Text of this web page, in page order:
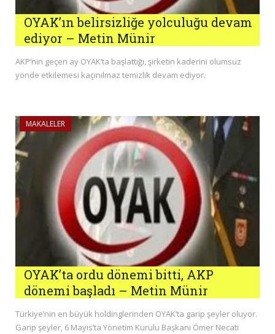
OYAK’ın belirsizliğe yolculuğu devam
ediyor – Metin Münir
AKP’nin geçen ay OYAK’ta başlattığı, şirketin kaderini olumsuz
yönde etkilemesi kaçınılmaz temizlik devam ediyor.
MAKALELER
OYAK’ta ordu dönemi bitti, AKP
dönemi başladı – Metin Münir
Türkiye’nin en büyük holdinglerinden OYAK’ta garip şeyler oluyor.
Garip şeyler, 6 Mayıs’ta Yönetim Kurulu Başkanı Ömer Necati